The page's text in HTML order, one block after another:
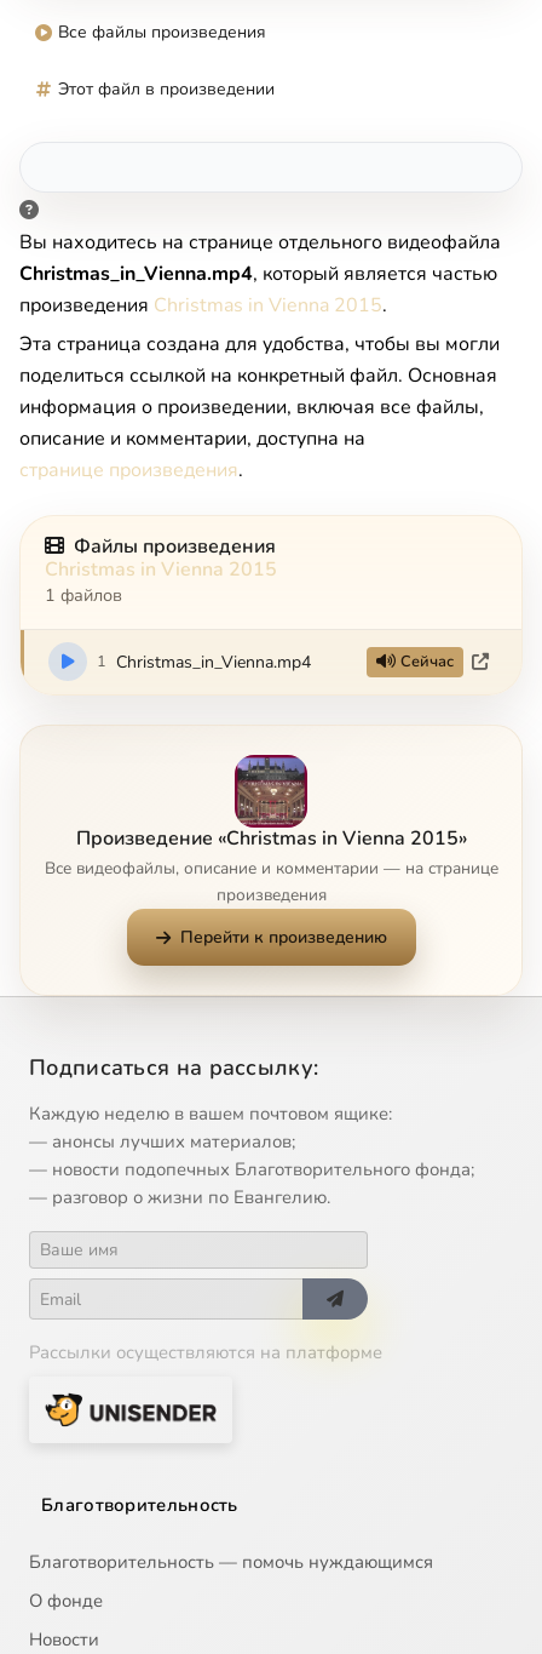
Все файлы произведения
Этот файл в произведении
Вы находитесь на странице отдельного видеофайла
Christmas_in_Vienna.mp4, который является частью
произведения Christmas in Vienna 2015.
Эта страница создана для удобства, чтобы вы могли
поделиться ссылкой на конкретный файл. Основная
информация о произведении, включая все файлы,
описание и комментарии, доступна на
странице произведения.
Файлы произведения
Christmas in Vienna 2015
1 файлов
1 Christmas_in_Vienna.mp4 Сейчас
Произведение «Christmas in Vienna 2015»
Все видеофайлы, описание и комментарии — на странице
произведения
Перейти к произведению
Подписаться на рассылку:
Каждую неделю в вашем почтовом ящике:
— анонсы лучших материалов;
— новости подопечных Благотворительного фонда;
— разговор о жизни по Евангелию.
Рассылки осуществляются на платформе
Благотворительность
Благотворительность — помочь нуждающимся
О фонде
Новости